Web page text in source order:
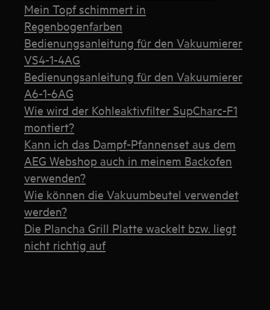
Mein Topf schimmert in
Regenbogenfarben
Bedienungsanleitung für den Vakuumierer
VS4-1-4AG
Bedienungsanleitung für den Vakuumierer
A6-1-6AG
Wie wird der Kohleaktivfilter SupCharc-F1
montiert?
Kann ich das Dampf-Pfannenset aus dem
AEG Webshop auch in meinem Backofen
verwenden?
Wie können die Vakuumbeutel verwendet
werden?
Die Plancha Grill Platte wackelt bzw. liegt
nicht richtig auf